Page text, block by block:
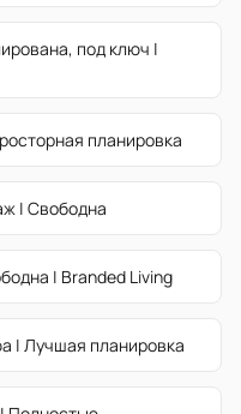
под ключ |
планировка
| Свободна
| Branded Living
| Лучшая планировка